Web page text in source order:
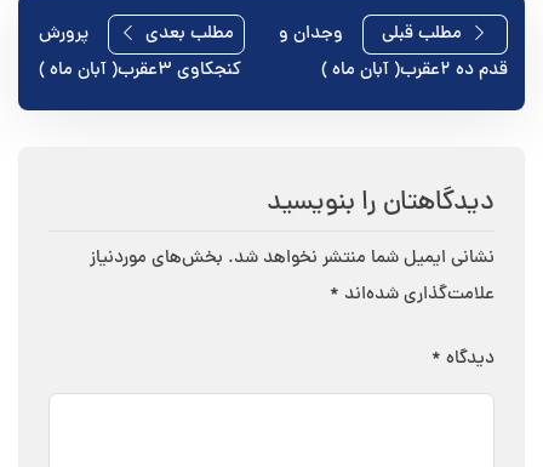
راهبری
نوشته
مطلب قبلی
وجدان و
قدم ده ۲عقرب( آبان ماه )
مطلب بعدی
پرورش
کنجکاوی ۳عقرب( آبان ماه )
دیدگاهتان را بنویسید
نشانی ایمیل شما منتشر نخواهد شد. بخش‌های موردنیاز
علامت‌گذاری شده‌اند *
دیدگاه *